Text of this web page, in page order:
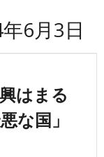
6月3日
はまる
な国」